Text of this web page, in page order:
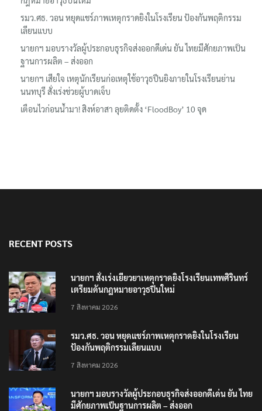
รมว.ศธ. วอน หยุดแชร์ภาพเหตุกราดยิงในโรงเรียน ป้องกันพฤติกรรม
เลียนแบบ
นายกฯ มอบรางวัลผู้ประกอบธุรกิจส่งออกดีเด่น ยัน ไทยมีศักยภาพเป็น
ฐานการผลิต – ส่งออก
นายกฯ เสียใจ เหตุนักเรียนก่อเหตุใช้อาวุธปืนยิงภายในโรงเรียนย่าน
นนทบุรี สั่งเร่งช่วยผู้บาดเจ็บ
เตือนไวก่อนน้ำมา! สิงห์อาสา ลุยติดตั้ง ‘FloodBoy’ 10 จุด
RECENT POSTS
นายกฯ สั่งเร่งเยียวยาเหตุกราดยิงโรงเรียนเทพศิรินทร์
เตรียมดันกฎหมายอาวุธปืนใหม่
7 สิงหาคม 2026
รมว.ศธ. วอน หยุดแชร์ภาพเหตุกราดยิงในโรงเรียน
ป้องกันพฤติกรรมเลียนแบบ
7 สิงหาคม 2026
นายกฯ มอบรางวัลผู้ประกอบธุรกิจส่งออกดีเด่น ยัน ไทย
มีศักยภาพเป็นฐานการผลิต – ส่งออก